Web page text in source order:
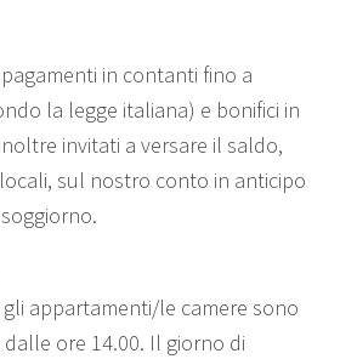
in contanti fino a
la legge italiana) e bonifici in
invitati a versare il saldo,
sul nostro conto in anticipo
appartamenti/le camere sono
ore 14.00. Il giorno di